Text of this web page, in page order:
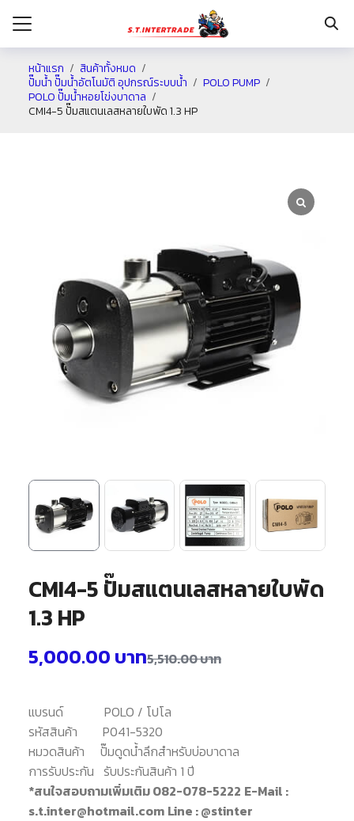
หน้าแรก
สินค้าทั้งหมด
ปั๊มน้ำ ปั๊มน้ำอัตโนมัติ อุปกรณ์ระบบน้ำ
POLO PUMP
POLO ปั๊มน้ำหอยโข่งบาดาล
CMI4-5 ปั๊มสแตนเลสหลายใบพัด 1.3 HP
CMI4-5 ปั๊มสแตนเลสหลายใบพัด
1.3 HP
5,510.00บาท
5,000.00 บาท
แบรนด์ POLO / โปโล
รหัสสินค้า P041-5320
หมวดสินค้า ปั๊มดูดน้ำลึกสำหรับบ่อบาดาล
การรับประกัน รับประกันสินค้า 1 ปี
*สนใจสอบถามเพิ่มเติม 082-078-5222 E-Mail :
s.t.inter@hotmail.com Line : @stinter